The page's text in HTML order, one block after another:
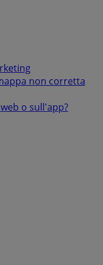
non corretta
o sull'app?